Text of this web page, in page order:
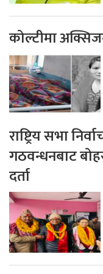
कोल्टीमा
राष्ट्रिय सभा
गठवन्धनबाट
दर्ता